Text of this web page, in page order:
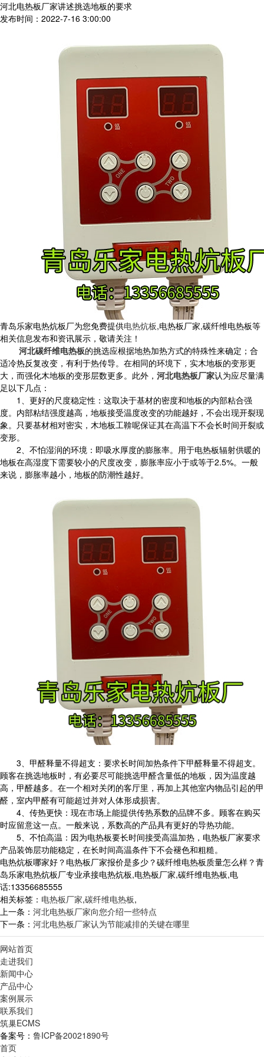
河北电热板厂家讲述挑选地板的要求
发布时间：2022-7-16 3:00:00
青岛乐家电热炕板厂为您免费提供电热炕板,电热板厂家,碳纤维电热板等
相关信息发布和资讯展示，敬请关注！
河北碳纤维电热板的挑选应根据地热加热方式的特殊性来确定；合
适冷热反复改变，有利于热传导。在相同的环境下，实木地板的变形更
大，而强化木地板的变形层数更多。此外， 河北电热板厂家认为应尽量满
足以下几点：
1、更好的尺度稳定性：这取决于基材的密度和地板的内部粘合强
度。内部粘结强度越高，地板接受温度改变的功能越好，不会出现开裂现
象。只要基材相对密实，木地板工鞥呢保证其在高温下不会长时间开裂或
变形。
2、不怕湿润的环境：即吸水厚度的膨胀率。用于电热板辐射供暖的
地板在高湿度下需要较小的尺度改变，膨胀率应小于或等于2.5%。一般
来说，膨胀率越小，地板的防潮性越好。
3、甲醛释量不得超支：要求长时间加热条件下甲醛释量不得超支。
顾客在挑选地板时，有必要尽可能挑选甲醛含量低的地板，因为温度越
高，甲醛越多。在一个相对关闭的客厅里，再加上其他室内物品引起的甲
醛，室内甲醛有可能超过并对人体形成损害。
4、传热更快：现在市场上能提供传热系数的品牌不多。顾客在购买
时应留意这一点。一般来说，系数高的产品具有更好的导热功能。
5、不怕高温：因为电热板要长时间接受高温加热，电热板厂家要求
产品装饰层功能稳定，在长时间高温条件下不会褪色和粗糙。
电热炕板哪家好？电热板厂家报价是多少？碳纤维电热板质量怎么样？青
岛乐家电热炕板厂专业承接电热炕板,电热板厂家,碳纤维电热板,电
话:13356685555
相关标签： 电热板厂家,碳纤维电热板,
上一条： 河北电热板厂家向您介绍一些特点
下一条： 河北电热板厂家认为节能减排的关键在哪里
网站首页
走进我们
新闻中心
产品中心
案例展示
联系我们
筑巢ECMS
备案号： 鲁ICP备20021890号
首页